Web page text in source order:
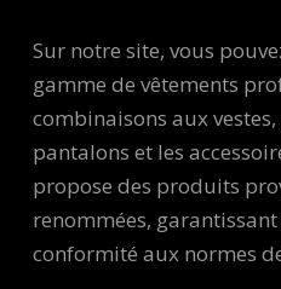
Sur notre site, vous
gamme de vêtements
combinaisons aux
pantalons et les
propose des produits
renommées,
conformité aux normes